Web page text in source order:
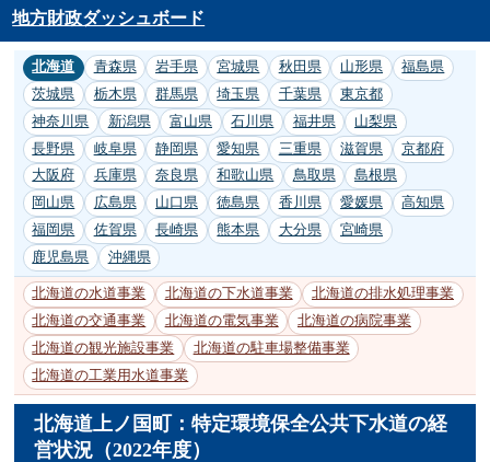
地方財政ダッシュボード
北海道 青森県 岩手県 宮城県 秋田県 山形県
福島県
茨城県
栃木県 群馬県 埼玉県 千葉県
東京都
神奈川県
新潟県 富山県 石川県 福井県
山梨県
長野県
岐阜県 静岡県 愛知県 三重県 滋賀県
京都府
大阪府
兵庫県 奈良県 和歌山県 鳥取県
島根県
岡山県
広島県 山口県 徳島県 香川県 愛媛県
高知県
福岡県
佐賀県 長崎県 熊本県 大分県
宮崎県
鹿児島県
沖縄県
北海道の水道事業 北海道の下水道事業
北海道の排水処理事業
北海道の交通事業
北海道の電気事業
北海道の病院事業
北海道の観光施設事業
北海道の駐車場整備事業
北海道の工業用水道事業
北海道上ノ国町：特定環境保全公共下水道の経
営状況（2022年度）